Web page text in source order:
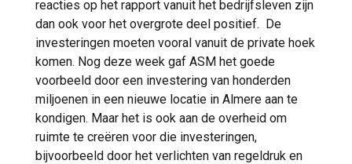
reacties op het rapport vanuit het bedrijfsleven zijn
dan ook voor het overgrote deel positief. De
investeringen moeten vooral vanuit de private hoek
komen. Nog deze week gaf ASM het goede
voorbeeld door een investering van honderden
miljoenen in een nieuwe locatie in Almere aan te
kondigen. Maar het is ook aan de overheid om
ruimte te creëren voor die investeringen,
bijvoorbeeld door het verlichten van regeldruk en